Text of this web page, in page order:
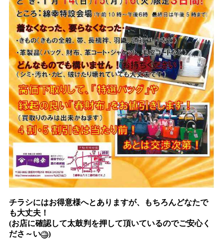
チラシにはお得意様へとありますが、もちろんどなたで
も大丈夫！
(お店に確認して太鼓判を押して頂いているのでご安心く
ださ～い
)